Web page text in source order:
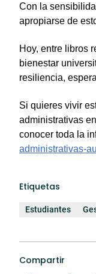
Con la
apropiarse de
Hoy, entre libros
bienestar
resiliencia,
Si quieres vivir
administrativas
conocer toda la
administrativas-
Etiquetas
Estudiantes
Compartir